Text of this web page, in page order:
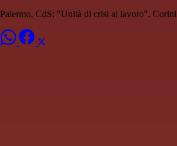
Palermo, CdS: "Unità di crisi al lavoro".